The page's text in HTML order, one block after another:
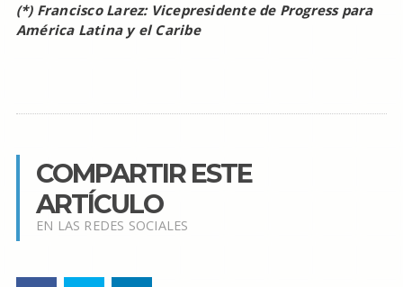
(*) Francisco Larez: Vicepresidente de Progress para
América Latina y el Caribe
COMPARTIR ESTE
ARTÍCULO
EN LAS REDES SOCIALES